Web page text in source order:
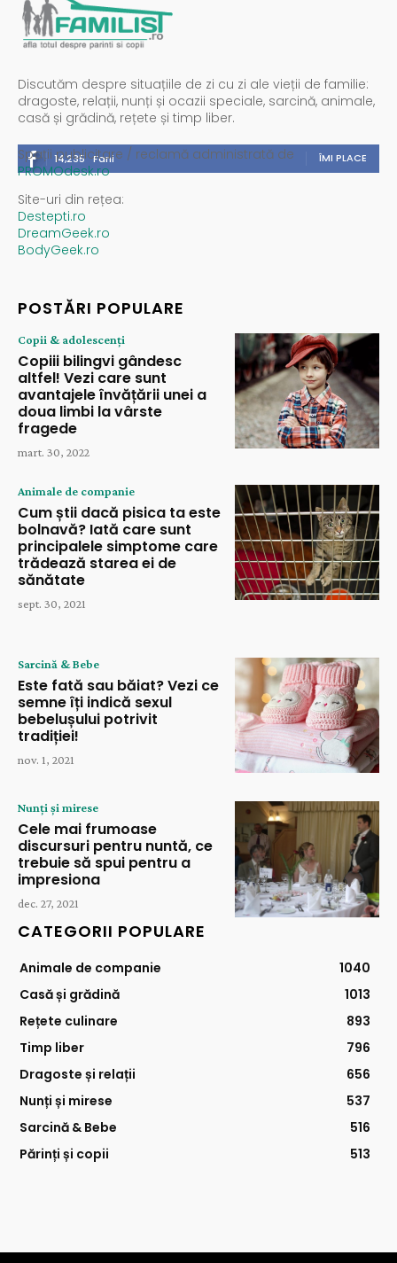
Discutăm despre situațiile de zi cu zi ale vieții de familie:
dragoste, relații, nunți și ocazii speciale, sarcină, animale,
casă și grădină, rețete și timp liber.
14,235 Fani ÎMI PLACE
Spații publicitare / reclamă administrată de
PROMOdesk.ro
Site-uri din rețea:
Destepti.ro
DreamGeek.ro
BodyGeek.ro
POSTĂRI POPULARE
Copii & adolescenți
Copiii bilingvi gândesc
altfel! Vezi care sunt
avantajele învățării unei a
doua limbi la vârste
fragede
mart. 30, 2022
Animale de companie
Cum știi dacă pisica ta este
bolnavă? Iată care sunt
principalele simptome care
trădează starea ei de
sănătate
sept. 30, 2021
Sarcină & Bebe
Este fată sau băiat? Vezi ce
semne îți indică sexul
bebelușului potrivit
tradiției!
nov. 1, 2021
Nunți și mirese
Cele mai frumoase
discursuri pentru nuntă, ce
trebuie să spui pentru a
impresiona
dec. 27, 2021
CATEGORII POPULARE
Animale de companie
1040
Casă și grădină
1013
Rețete culinare
893
Timp liber
796
Dragoste și relații
656
Nunți și mirese
537
Sarcină & Bebe
516
Părinți și copii
513